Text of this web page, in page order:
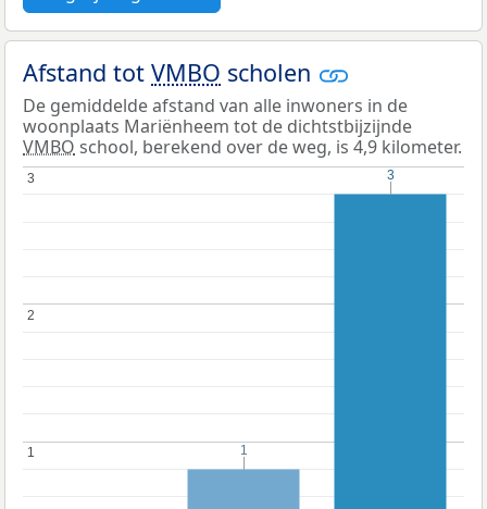
Afstand tot VMBO scholen
De gemiddelde afstand van alle inwoners in de
woonplaats Mariënheem tot de dichtstbijzijnde
VMBO school, berekend over de weg, is 4,9 kilometer.
1
1
2
2
3
3
1
1
3
3